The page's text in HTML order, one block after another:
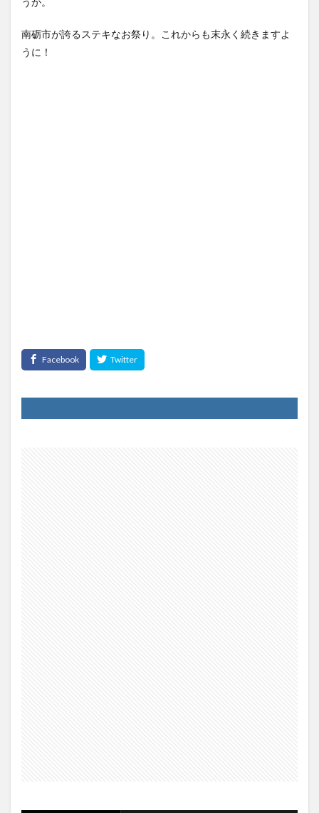
南砺市が誇るステキなお祭り。これからも末永く続きますよ
うに！